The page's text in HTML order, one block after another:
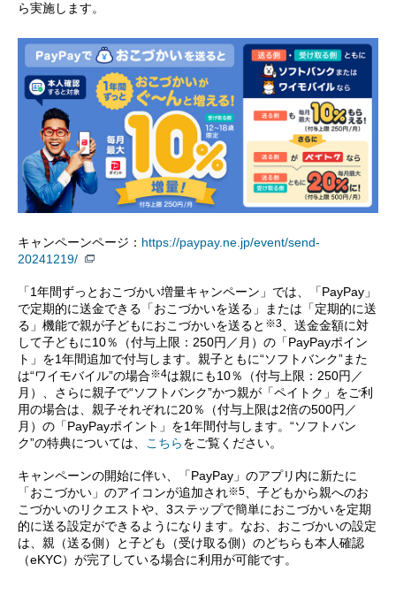
ら実施します。
キャンペーンページ： https://paypay.ne.jp/event/send-
20241219/
「1年間ずっとおこづかい増量キャンペーン」では、「PayPay」
で定期的に送金できる「おこづかいを送る」または「定期的に送
る」機能で親が子どもにおこづかいを送ると ※3 、送金金額に対
して子どもに10％（付与上限：250円／月）の「PayPayポイン
ト」を1年間追加で付与します。親子ともに“ソフトバンク”また
は“ワイモバイル”の場合※4は親にも10％（付与上限：250円／
月）、さらに親子で“ソフトバンク”かつ親が「ペイトク」をご利
用の場合は、親子それぞれに20％（付与上限は2倍の500円／
月）の「PayPayポイント」を1年間付与します。“ソフトバン
ク”の特典については、
こちらをご覧ください。
キャンペーンの開始に伴い、「PayPay」のアプリ内に新たに
「おこづかい」のアイコンが追加され※5、子どもから親へのお
こづかいのリクエストや、3ステップで簡単におこづかいを定期
的に送る設定ができるようになります。なお、おこづかいの設定
は、親（送る側）と子ども（受け取る側）のどちらも本人確認
（eKYC）が完了している場合に利用が可能です。